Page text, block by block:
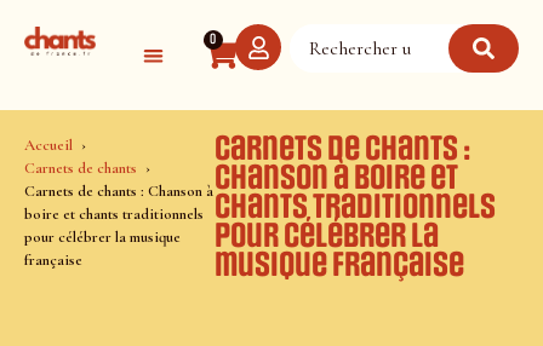
0
Accueil
Carnets de chants
Carnets de chants : Chanson à
boire et chants traditionnels
pour célébrer la musique
française
Carnets de chants :
Chanson à boire et
chants traditionnels
pour célébrer la
musique française